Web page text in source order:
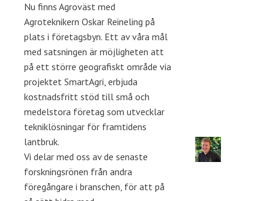
Nu finns Agroväst med
Agroteknikern Oskar Reineling på
plats i företagsbyn. Ett av våra mål
med satsningen är möjligheten att
på ett större geografiskt område via
projektet SmartAgri, erbjuda
kostnadsfritt stöd till små och
medelstora företag som utvecklar
tekniklösningar för framtidens
lantbruk.
Vi delar med oss av de senaste
forskningsrönen från andra
föregångare i branschen, för att på